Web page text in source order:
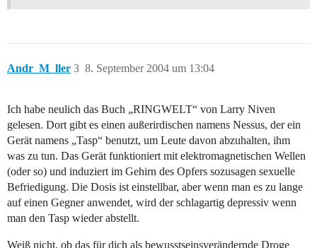
Andr_M_ller 8. September 2004 um 13:04
3
Ich habe neulich das Buch „RINGWELT“ von Larry Niven
gelesen. Dort gibt es einen außerirdischen namens Nessus, der ein
Gerät namens „Tasp“ benutzt, um Leute davon abzuhalten, ihm
was zu tun. Das Gerät funktioniert mit elektromagnetischen Wellen
(oder so) und induziert im Gehirn des Opfers sozusagen sexuelle
Befriedigung. Die Dosis ist einstellbar, aber wenn man es zu lange
auf einen Gegner anwendet, wird der schlagartig depressiv wenn
man den Tasp wieder abstellt.
Weiß nicht, ob das für dich als bewusstseinsverändernde Droge